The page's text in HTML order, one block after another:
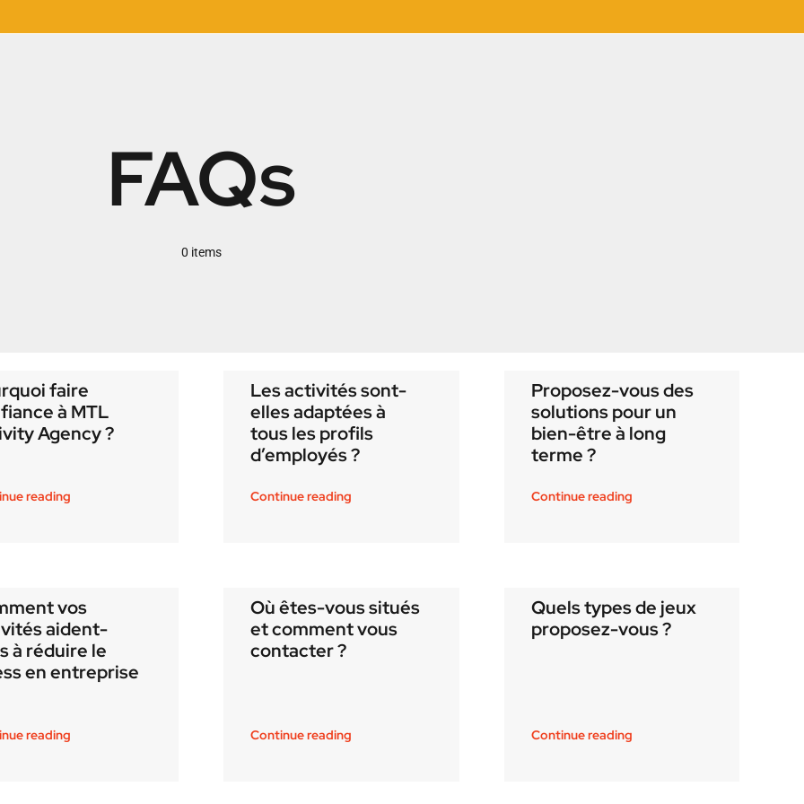
FAQs
0 items
faire
à MTL
Agency ?
reading
Les activités sont-
elles adaptées à
tous les profils
d’employés ?
Continue reading
Proposez-vous des
solutions pour un
bien-être à long
terme ?
Continue reading
vos
aident-
à réduire le
en entreprise
reading
Où êtes-vous situés
et comment vous
contacter ?
Continue reading
Quels types de jeux
proposez-vous ?
Continue reading